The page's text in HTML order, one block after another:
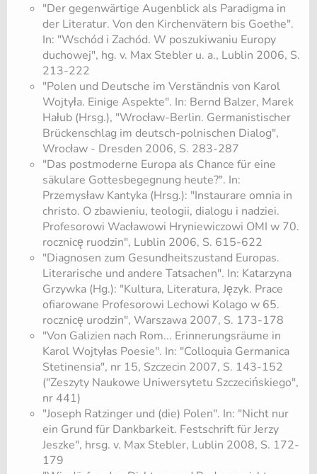
"Der gegenwärtige Augenblick als Paradigma in
der Literatur. Von den Kirchenvätern bis Goethe".
In: "Wschód i Zachód. W poszukiwaniu Europy
duchowej", hg. v. Max Stebler u. a., Lublin 2006, S.
213-222
"Polen und Deutsche im Verständnis von Karol
Wojtyła. Einige Aspekte". In: Bernd Balzer, Marek
Hałub (Hrsg.), "Wrocław-Berlin. Germanistischer
Brückenschlag im deutsch-polnischen Dialog",
Wrocław - Dresden 2006, S. 283-287
"Das postmoderne Europa als Chance für eine
säkulare Gottesbegegnung heute?". In:
Przemysław Kantyka (Hrsg.): "Instaurare omnia in
christo. O zbawieniu, teologii, dialogu i nadziei.
Profesorowi Wacławowi Hryniewiczowi OMI w 70.
rocznicę ruodzin", Lublin 2006, S. 615-622
"Diagnosen zum Gesundheitszustand Europas.
Literarische und andere Tatsachen". In: Katarzyna
Grzywka (Hg.): "Kultura, Literatura, Język. Prace
ofiarowane Profesorowi Lechowi Kolago w 65.
rocznicę urodzin", Warszawa 2007, S. 173-178
"Von Galizien nach Rom... Erinnerungsräume in
Karol Wojtyłas Poesie". In: "Colloquia Germanica
Stetinensia", nr 15, Szczecin 2007, S. 143-152
("Zeszyty Naukowe Uniwersytetu Szczecińskiego",
nr 441)
"Joseph Ratzinger und (die) Polen". In: "Nicht nur
ein Grund für Dankbarkeit. Festschrift für Jerzy
Jeszke", hrsg. v. Max Stebler, Lublin 2008, S. 172-
179